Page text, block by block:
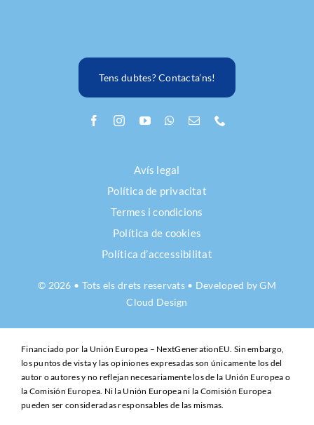
Tens dubtes? Contacta’ns!
Avís legal
Política de privacitat
Termes i condicions
Política de cookies
Política d’accessibilitat
© 2026 • Tots els drets reservats • Developed byGM
Cloud Design
Financiado por la Unión Europea – NextGenerationEU. Sin embargo,
los puntos de vista y las opiniones expresadas son únicamente los del
autor o autores y no reflejan necesariamente los de la Unión Europea o
la Comisión Europea. Ni la Unión Europea ni la Comisión Europea
pueden ser consideradas responsables de las mismas.